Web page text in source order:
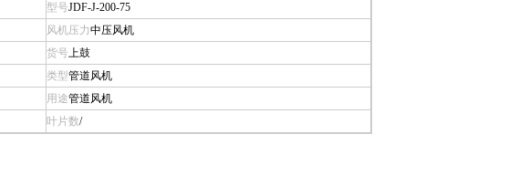
型号JDF-J-200-75
风机压力中压风机
货号上鼓
类型管道风机
用途管道风机
叶片数/